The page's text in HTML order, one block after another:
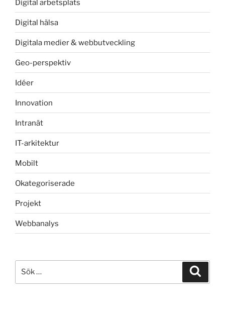
Digital arbetsplats
Digital hälsa
Digitala medier & webbutveckling
Geo-perspektiv
Idéer
Innovation
Intranät
IT-arkitektur
Mobilt
Okategoriserade
Projekt
Webbanalys
efter: